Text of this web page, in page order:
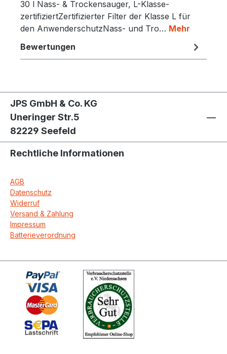
30 l Nass- & Trockensauger, L-Klasse-
zertifiziertZertifizierter Filter der Klasse L für
den AnwenderschutzNass- und Tro… Mehr
Bewertungen
JPS GmbH & Co. KG
Uneringer Str.5
82229 Seefeld
Rechtliche Informationen
AGB
Datenschutz
Widerruf
Versand & Zahlung
Impressum
Batterieverordnung